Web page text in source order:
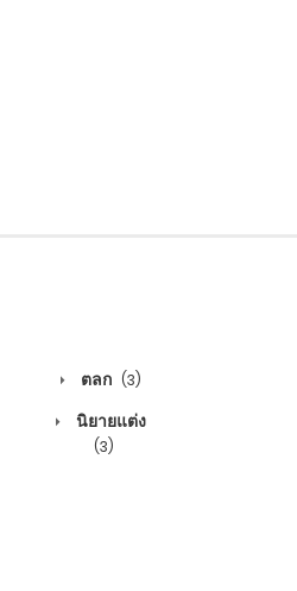
พฤศจิกายน 1, 2022
ตลก (3)
นิยายแต่ง
(3)